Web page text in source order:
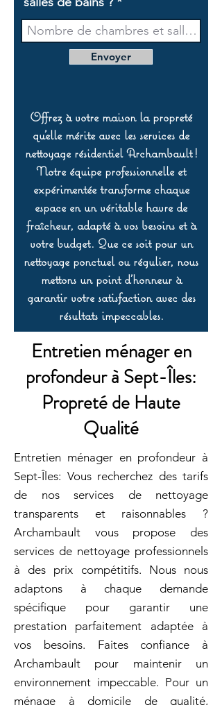
Envoyer
Offrez à votre maison la propreté
qu’elle mérite avec les services de
nettoyage résidentiel Archambault !
Notre équipe professionnelle et
expérimentée transforme chaque
espace en un véritable havre de
fraîcheur, adapté à vos besoins et à
votre budget. Que ce soit pour un
nettoyage ponctuel ou régulier, nous
mettons un point d’honneur à
garantir votre satisfaction avec des
résultats impeccables.
Entretien ménager en
profondeur à Sept-Îles:
Propreté de Haute
Qualité
Entretien ménager en profondeur à
Sept-Îles: Vous recherchez des tarifs
de nos services de nettoyage
transparents et raisonnables ?
Archambault vous propose des
services de nettoyage professionnels
à des prix compétitifs. Nous nous
adaptons à chaque demande
spécifique pour garantir une
prestation parfaitement adaptée à
vos besoins. Faites confiance à
Archambault pour maintenir un
environnement impeccable. Pour un
ménage à domicile de qualité,